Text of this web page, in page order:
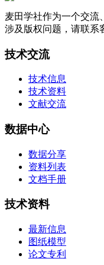
麦田学社作为一个交流
涉及版权问题，请联系
技术交流
技术信息
技术资料
文献交流
数据中心
数据分享
资料列表
文档手册
技术资料
最新信息
图纸模型
论文专利